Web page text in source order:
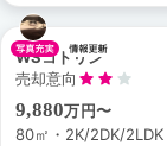
WSコトリン
売却意向
9,880万円〜
80㎡・2K/2DK/2LDK